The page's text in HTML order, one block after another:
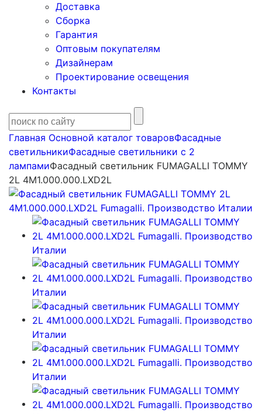
Доставка
Сборка
Гарантия
Оптовым покупателям
Дизайнерам
Проектирование освещения
Контакты
Главная Основной каталог товаровФасадные
светильникиФасадные светильники c 2
лампамиФасадный светильник FUMAGALLI TOMMY
2L 4M1.000.000.LXD2L